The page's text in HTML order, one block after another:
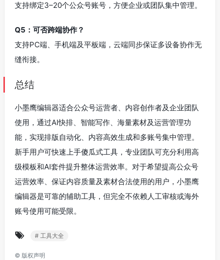
支持绑定3–20个公众号账号，方便企业或团队集中管理。
Q5：可否跨端协作？
支持PC端、手机端及平板端，云端同步保证多设备协作无
缝衔接。
总结
小墨鹰编辑器适合公众号运营者、内容创作者及企业团队
使用，通过AI快排、智能写作、海量素材及运营管理功
能，实现排版自动化、内容高效生成和多账号集中管理。
新手用户可快速上手傻瓜式工具，专业团队可充分利用高
级模板和AI套件提升整体运营效率。对于希望提高公众号
运营效率、保证内容质量及素材合法使用的用户，小墨鹰
编辑器是可靠的辅助工具，但完全不依赖人工审核或海外
账号使用可能受限。
# 工具大全
© 版权声明